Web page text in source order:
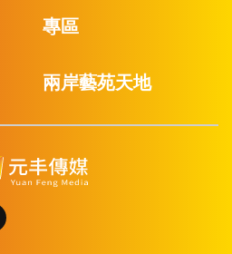
專區
兩岸藝苑天地